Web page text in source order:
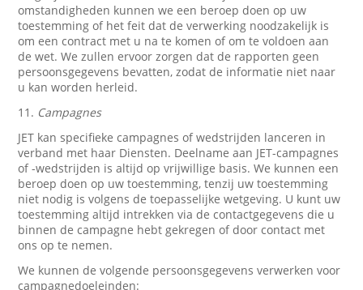
omstandigheden kunnen we een beroep doen op uw
toestemming of het feit dat de verwerking noodzakelijk is
om een contract met u na te komen of om te voldoen aan
de wet. We zullen ervoor zorgen dat de rapporten geen
persoonsgegevens bevatten, zodat de informatie niet naar
u kan worden herleid.
11. Campagnes
JET kan specifieke campagnes of wedstrijden lanceren in
verband met haar Diensten. Deelname aan JET-campagnes
of -wedstrijden is altijd op vrijwillige basis. We kunnen een
beroep doen op uw toestemming, tenzij uw toestemming
niet nodig is volgens de toepasselijke wetgeving. U kunt uw
toestemming altijd intrekken via de contactgegevens die u
binnen de campagne hebt gekregen of door contact met
ons op te nemen.
We kunnen de volgende persoonsgegevens verwerken voor
campagnedoeleinden: